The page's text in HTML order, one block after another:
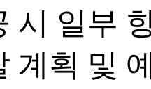
시 일부
계획 및